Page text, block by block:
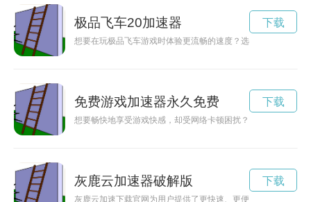
极品飞车20加速器
想要在玩极品飞车游戏时体验更流畅的速度？选择一个好用的
下载
免费游戏加速器永久免费
想要畅快地享受游戏快感，却受网络卡顿困扰？试试免费加速
下载
灰鹿云加速器破解版
灰鹿云加速下载官网为用户提供了更快速、更便捷的下载体验
下载